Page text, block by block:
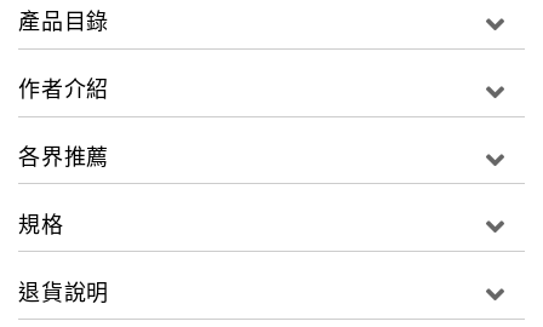
界線的種種不合理之處，讓「我們」有機會思索和反
般，可以在他者當中看見我們，看見自己。
此外，從書寫傳統的角度觀察，對照於本地作者總是急
切地想突顯自我與群體不同的書寫主流，本書顯現出特
別珍貴的特質，亦即是評論家唐諾指出的「書寫者自我
的縮小」。自我變小，便能容受得下更多人更多故事和
產品目錄
作者介紹
各界推薦
規格
退貨說明